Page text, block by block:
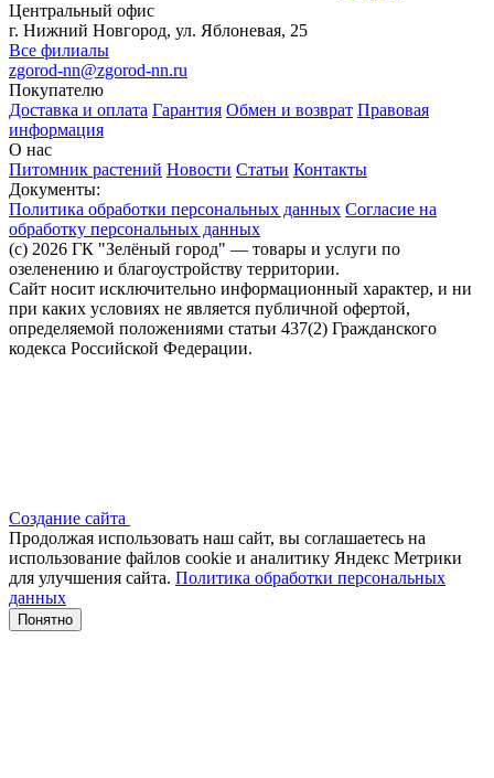
Центральный офис
г. Нижний Новгород, ул. Яблоневая, 25
Все филиалы
zgorod-nn@zgorod-nn.ru
Покупателю
Доставка и оплата Гарантия Обмен и возврат Правовая
информация
О нас
Питомник растений Новости Статьи Контакты
Документы:
Политика обработки персональных данных Согласие на
обработку персональных данных
(c) 2026 ГК "Зелёный город" — товары и услуги по
озеленению и благоустройству территории.
Сайт носит исключительно информационный характер, и ни
при каких условиях не является публичной офертой,
определяемой положениями статьи 437(2) Гражданского
кодекса Российской Федерации.
Создание сайта
Продолжая использовать наш сайт, вы соглашаетесь на
использование файлов сооkіе и аналитику Яндекс Метрики
для улучшения сайта. Политика обработки персональных
данных
Понятно